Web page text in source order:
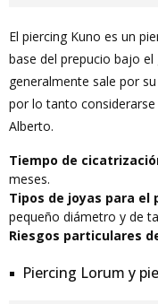
El piercing Kuno es un
base del prepucio bajo el
generalmente sale por
por lo tanto considerarse
Alberto.
Tiempo de
meses.
Tipos de joyas para el
pequeño diámetro y de
Riesgos particulares
Piercing Lorum y